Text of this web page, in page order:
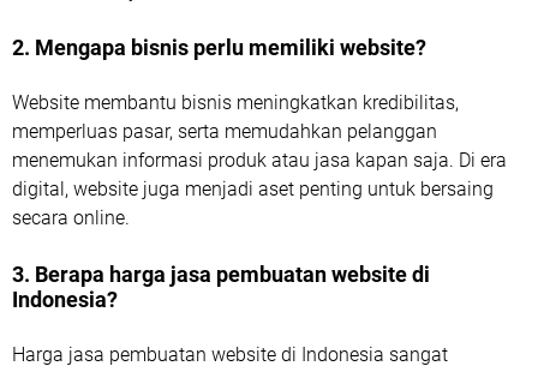
2. Mengapa bisnis perlu memiliki website?
Website membantu bisnis meningkatkan kredibilitas,
memperluas pasar, serta memudahkan pelanggan
menemukan informasi produk atau jasa kapan saja. Di era
digital, website juga menjadi aset penting untuk bersaing
secara online.
3. Berapa harga jasa pembuatan website di
Indonesia?
Harga jasa pembuatan website di Indonesia sangat